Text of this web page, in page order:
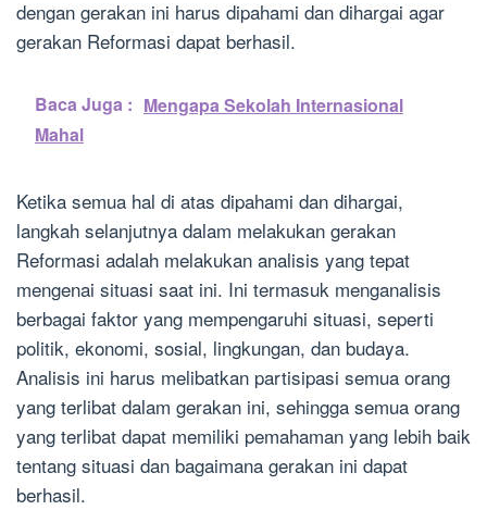
dengan gerakan ini harus dipahami dan dihargai agar
gerakan Reformasi dapat berhasil.
Baca Juga : Mengapa Sekolah Internasional
Mahal
Ketika semua hal di atas dipahami dan dihargai,
langkah selanjutnya dalam melakukan gerakan
Reformasi adalah melakukan analisis yang tepat
mengenai situasi saat ini. Ini termasuk menganalisis
berbagai faktor yang mempengaruhi situasi, seperti
politik, ekonomi, sosial, lingkungan, dan budaya.
Analisis ini harus melibatkan partisipasi semua orang
yang terlibat dalam gerakan ini, sehingga semua orang
yang terlibat dapat memiliki pemahaman yang lebih baik
tentang situasi dan bagaimana gerakan ini dapat
berhasil.